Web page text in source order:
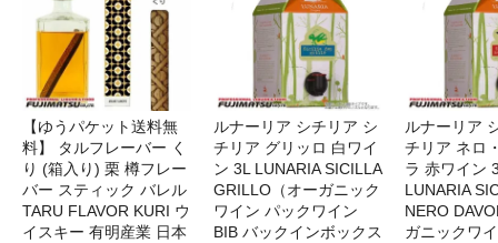
【ゆうパケット送料無
料】 タルフレーバー く
り (箱入り) 栗 樽フレー
バー スティック バレル
TARU FLAVOR KURI ウ
イスキー 有明産業 日本
ルナーリア シチリア シ
チリア グリッロ 白ワイ
ン 3L LUNARIA SICILLA
GRILLO（オーガニック
ワイン パックワイン
BIB バックインボックス
ルナーリア
チリア ネロ
ラ 赤ワイ
LUNARIA
NERO
ガニックワ